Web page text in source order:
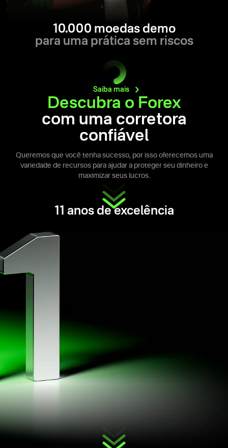
10.000 moedas demo
para uma prática sem riscos
Saiba mais
Descubra o Forex
com uma corretora
confiável
Queremos que você tenha sucesso, por isso oferecemos uma
variedade de recursos para ajudar a proteger seu dinheiro e
maximizar seus lucros.
11 anos de excelência